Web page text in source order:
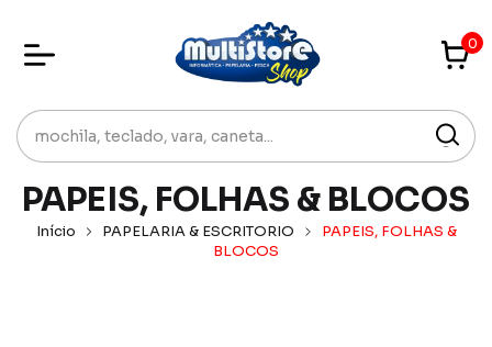
0
PAPEIS, FOLHAS & BLOCOS
Início PAPELARIA & ESCRITORIO
PAPEIS, FOLHAS &
BLOCOS